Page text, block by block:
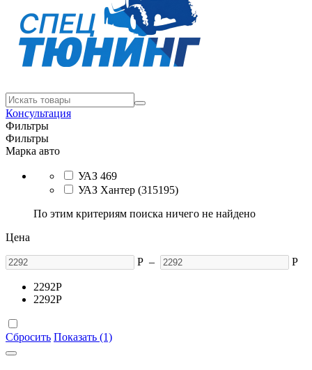
Консультация
Фильтры
Фильтры
Марка авто
УАЗ 469
УАЗ Хантер (315195)
По этим критериям поиска ничего не найдено
Цена
Р – Р
2292Р
2292Р
Сбросить Показать (1)